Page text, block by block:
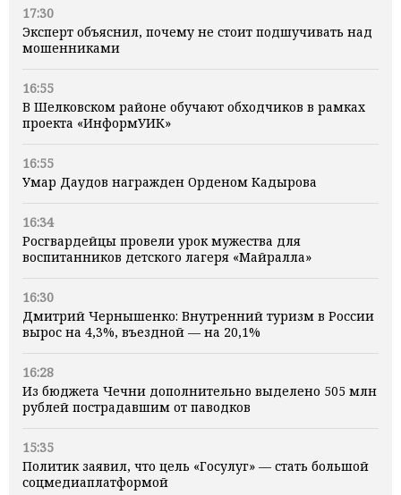
17:30
Эксперт объяснил, почему не стоит подшучивать над
мошенниками
16:55
В Шелковском районе обучают обходчиков в рамках
проекта «ИнформУИК»
16:55
Умар Даудов награжден Орденом Кадырова
16:34
Росгвардейцы провели урок мужества для
воспитанников детского лагеря «Майралла»
16:30
Дмитрий Чернышенко: Внутренний туризм в России
вырос на 4,3%, въездной — на 20,1%
16:28
Из бюджета Чечни дополнительно выделено 505 млн
рублей пострадавшим от паводков
15:35
Политик заявил, что цель «Госулуг» — стать большой
соцмедиаплатформой